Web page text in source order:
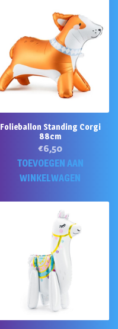
Folieballon Standing Corgi
88cm
€6,50
TOEVOEGEN AAN
WINKELWAGEN